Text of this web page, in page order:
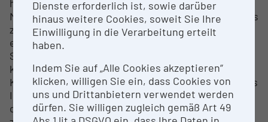
hoher Dichte. Das geräumige System bietet die
Möglichkeit, Proben mit einem Durchmesser von bis
zu 50 cm und einer Höhe von 60 cm zu scannen und
entspricht modernen Industrie- und
Sicherheitsstandards. Es bietet u.a. eine
klimatisierte Probenkammer und einen
Kollisionsschutz, um sowohl die Proben als auch das
Instrument zu schützen. Das Mikro-CT und die
dazugehörige Infrastruktur erlauben die
Dienste erforderlich ist, sowie darüber
hinaus weitere Cookies, soweit Sie Ihre
Einwilligung in die Verarbeitung erteilt
haben.
Indem Sie auf „Alle Cookies akzeptieren“
klicken, willigen Sie ein, dass Cookies von
uns und Drittanbietern verwendet werden
dürfen. Sie willigen zugleich gemäß Art 49